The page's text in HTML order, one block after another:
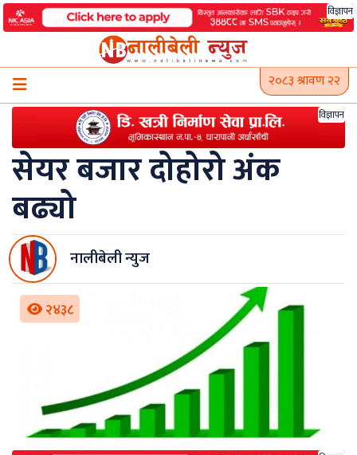
Skip
to
विज्ञापन
२०८३ श्रावण २२
विज्ञापन
सेयर बजार दोहोरो अंक
बढ्यो
नालीबेली न्युज
२४३८